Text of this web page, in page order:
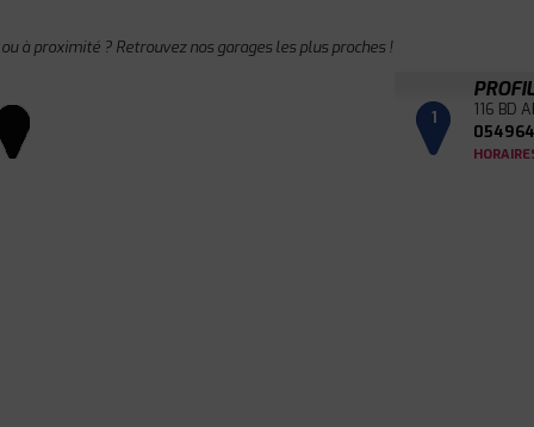
à proximité ? Retrouvez nos garages les plus proches !
1
116 BD